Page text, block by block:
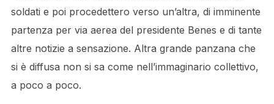
soldati e poi procedettero verso un’altra, di imminente
partenza per via aerea del presidente Benes e di tante
altre notizie a sensazione. Altra grande panzana che
si è diffusa non si sa come nell’immaginario collettivo,
a poco a poco.